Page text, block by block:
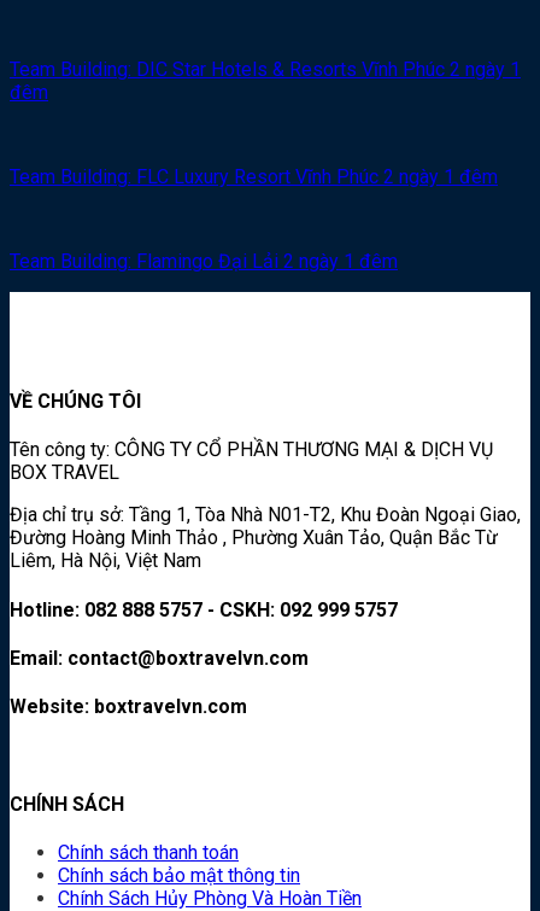
Team Building: DIC Star Hotels & Resorts Vĩnh Phúc 2 ngày 1
đêm
Team Building: FLC Luxury Resort Vĩnh Phúc 2 ngày 1 đêm
Team Building: Flamingo Đại Lải 2 ngày 1 đêm
VỀ CHÚNG TÔI
Tên công ty: CÔNG TY CỔ PHẦN THƯƠNG MẠI & DỊCH VỤ
BOX TRAVEL
Địa chỉ trụ sở: Tầng 1, Tòa Nhà N01-T2, Khu Đoàn Ngoại Giao,
Đường Hoàng Minh Thảo , Phường Xuân Tảo, Quận Bắc Từ
Liêm, Hà Nội, Việt Nam
Hotline: 082 888 5757 - CSKH: 092 999 5757
Email: contact@boxtravelvn.com
Website: boxtravelvn.com
CHÍNH SÁCH
Chính sách thanh toán
Chính sách bảo mật thông tin
Chính Sách Hủy Phòng Và Hoàn Tiền